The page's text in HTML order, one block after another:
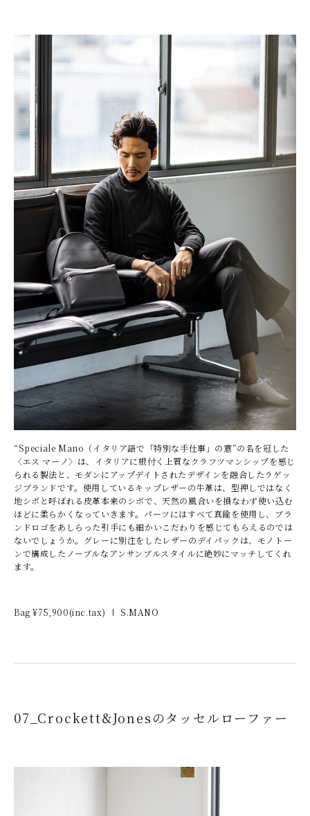
“Speciale Mano（イタリア語で「特別な手仕事」の意”の名を冠した
〈エス マーノ〉は、イタリアに根付く上質なクラフツマンシップを感じ
られる製法と、モダンにアップデイトされたデザインを融合したラゲッ
ジブランドです。使用しているキップレザーの牛革は、型押しではなく
地シボと呼ばれる皮革本来のシボで、天然の風合いを損なわず使い込む
ほどに柔らかくなっていきます。パーツにはすべて真鍮を使用し、ブラ
ンドロゴをあしらった引手にも細かいこだわりを感じてもらえるのでは
ないでしょうか。グレーに別注をしたレザーのデイパックは、モノトー
ンで構成したノーブルなアンサンブルスタイルに絶妙にマッチしてくれ
ます。
Bag ¥75,900(inc.tax) S.MANO
07_Crockett&Jonesのタッセルローファー